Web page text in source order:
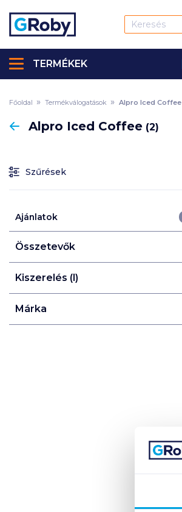
TERMÉKEK
Főoldal Termékválogatások Alpro Iced Coffee
VisszaAlpro Iced Coffee (2)
Szűrések
Ajánlatok
Összetevők
Kiszerelés (l)
Márka